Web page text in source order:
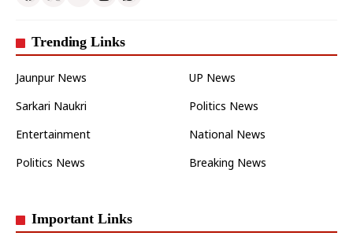
Trending Links
Jaunpur News
UP News
Sarkari Naukri
Politics News
Entertainment
National News
Politics News
Breaking News
Important Links